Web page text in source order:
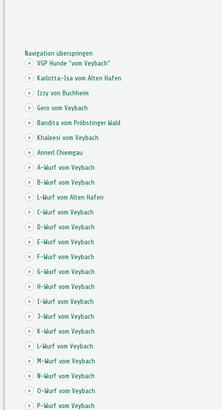
Navigation überspringen
VGP Hunde "vom Veybach"
Karlotta-Isa vom Alten Hafen
Izzy von Buchheim
Gero vom Veybach
Bandita vom Pröbstinger Wald
Khaleesi vom Veybach
Annerl Chiemgau
A-Wurf vom Veybach
B-Wurf vom Veybach
L-Wurf vom Alten Hafen
C-Wurf vom Veybach
D-Wurf vom Veybach
E-Wurf vom Veybach
F-Wurf vom Veybach
G-Wurf vom Veybach
H-Wurf vom Veybach
I-Wurf vom Veybach
J-Wurf vom Veybach
K-Wurf vom Veybach
L-Wurf vom Veybach
M-Wurf vom Veybach
N-Wurf vom Veybach
O-Wurf vom Veybach
P-Wurf vom Veybach